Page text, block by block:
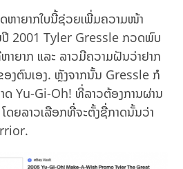
ດຫາຍາກໃບນີ້ຊ່ວຍເພີ່ມຄວາມໜ້າ
ປີ 2001 Tyler Gressle ກວດພົບ
ຫາຍາກ ແລະ ລາວມີຄວາມຝັນວ່າຢາກ
ງຕົນເອງ. ຫຼັງຈາກນັ້ນ Gressle ກໍ
າດ Yu-Gi-Oh! ທີ່ລາວຕ້ອງການຜ່ານ
ຍລາວເລືອກທີ່ຈະຕັ້ງຊື່ກາດນັ້ນວ່າ